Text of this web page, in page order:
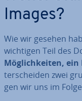
Images?
Wie wir gesehen
wichtigen Teil des
Mög­lich­kei­ten, ein
ter­schei­den zwei
gen wir uns im